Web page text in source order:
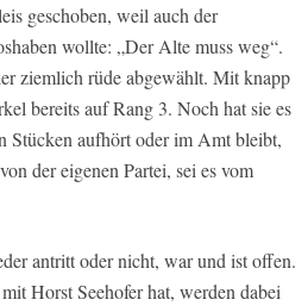
geschoben, weil auch der
wollte: „Der Alte muss weg“.
ziemlich rüde abgewählt. Mit knapp
bereits auf Rang 3. Noch hat sie es
Stücken aufhört oder im Amt bleibt,
der eigenen Partei, sei es vom
antritt oder nicht, war und ist offen.
Horst Seehofer hat, werden dabei